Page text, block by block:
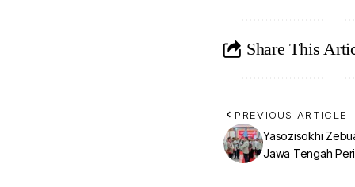
Share This
PREVIOUS ARTICLE
‎Yasozisokhi
Jawa Tengah